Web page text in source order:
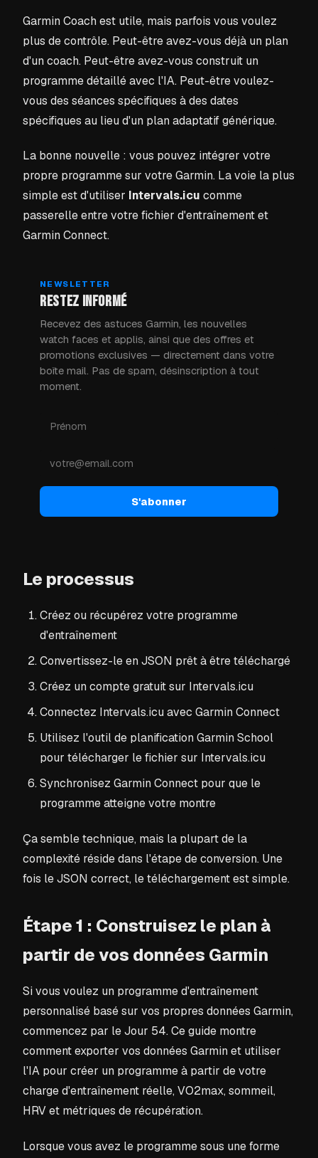
Garmin Coach est utile, mais parfois vous voulez
plus de contrôle. Peut-être avez-vous déjà un plan
d'un coach. Peut-être avez-vous construit un
programme détaillé avec l'IA. Peut-être voulez-
vous des séances spécifiques à des dates
spécifiques au lieu d'un plan adaptatif générique.
La bonne nouvelle : vous pouvez intégrer votre
propre programme sur votre Garmin. La voie la plus
simple est d'utiliser Intervals.icu comme
passerelle entre votre fichier d'entraînement et
Garmin Connect.
NEWSLETTER
RESTEZ INFORMÉ
Recevez des astuces Garmin, les nouvelles
watch faces et applis, ainsi que des offres et
promotions exclusives — directement dans votre
boîte mail. Pas de spam, désinscription à tout
moment.
S'abonner
Le processus
Créez ou récupérez votre programme
d'entraînement
Convertissez-le en JSON prêt à être téléchargé
Créez un compte gratuit sur Intervals.icu
Connectez Intervals.icu avec Garmin Connect
Utilisez l'outil de planification Garmin School
pour télécharger le fichier sur Intervals.icu
Synchronisez Garmin Connect pour que le
programme atteigne votre montre
Ça semble technique, mais la plupart de la
complexité réside dans l'étape de conversion. Une
fois le JSON correct, le téléchargement est simple.
Étape 1 : Construisez le plan à
partir de vos données Garmin
Si vous voulez un programme d'entraînement
personnalisé basé sur vos propres données Garmin,
commencez par le Jour 54. Ce guide montre
comment exporter vos données Garmin et utiliser
l'IA pour créer un programme à partir de votre
charge d'entraînement réelle, VO2max, sommeil,
HRV et métriques de récupération.
Lorsque vous avez le programme sous une forme